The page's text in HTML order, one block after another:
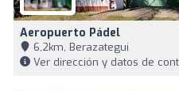
Aeropuerto Pádel
6,2km, Berazategui
Ver dirección y datos de